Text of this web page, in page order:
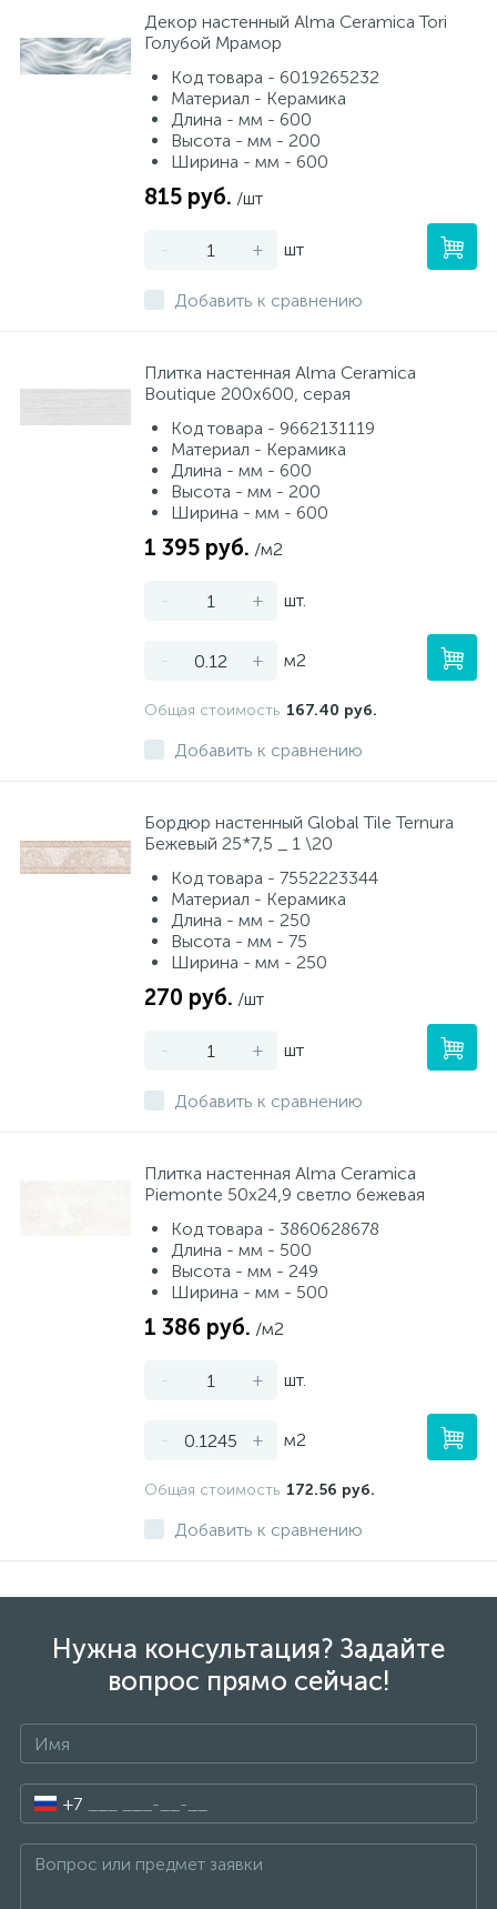
Декор настенный Alma Ceramica Tori
Голубой Мрамор
Код товара - 6019265232
Материал - Керамика
Длина - мм - 600
Высота - мм - 200
Ширина - мм - 600
815 руб. /шт
- + шт
Добавить к сравнению
Плитка настенная Alma Ceramica
Boutique 200x600, серая
Код товара - 9662131119
Материал - Керамика
Длина - мм - 600
Высота - мм - 200
Ширина - мм - 600
1 395 руб. /м2
- + шт.
- + м2
Общая стоимость 167.40 руб.
Добавить к сравнению
Бордюр настенный Global Tile Ternura
Бежевый 25*7,5 _ 1 \20
Код товара - 7552223344
Материал - Керамика
Длина - мм - 250
Высота - мм - 75
Ширина - мм - 250
270 руб. /шт
- + шт
Добавить к сравнению
Плитка настенная Alma Ceramica
Piemonte 50х24,9 светло бежевая
Код товара - 3860628678
Длина - мм - 500
Высота - мм - 249
Ширина - мм - 500
1 386 руб. /м2
- + шт.
- + м2
Общая стоимость 172.56 руб.
Добавить к сравнению
Нужна консультация? Задайте
вопрос прямо сейчас!
+7